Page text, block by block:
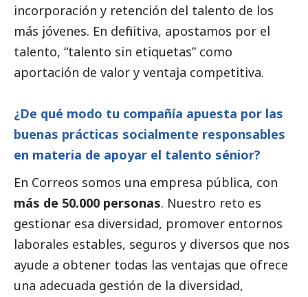
incorporación y retención del talento de los
más jóvenes. En definitiva, apostamos por el
talento, “talento sin etiquetas” como
aportación de valor y ventaja competitiva.
¿De qué modo tu compañía apuesta por las
buenas prácticas socialmente responsables
en materia de apoyar el talento sénior?
En Correos somos una empresa pública, con
más de 50.000 personas. Nuestro reto es
gestionar esa diversidad, promover entornos
laborales estables, seguros y diversos que nos
ayude a obtener todas las ventajas que ofrece
una adecuada gestión de la diversidad,